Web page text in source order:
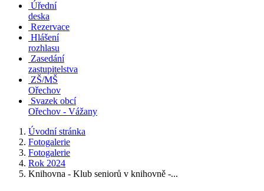
Úřední
deska
Rezervace
Hlášení
rozhlasu
Zasedání
zastupitelstva
ZŠ/MŠ
Ořechov
Svazek obcí
Ořechov - Vážany
Úvodní stránka
Fotogalerie
Fotogalerie
Rok 2024
Knihovna - Klub seniorů v knihovně -...